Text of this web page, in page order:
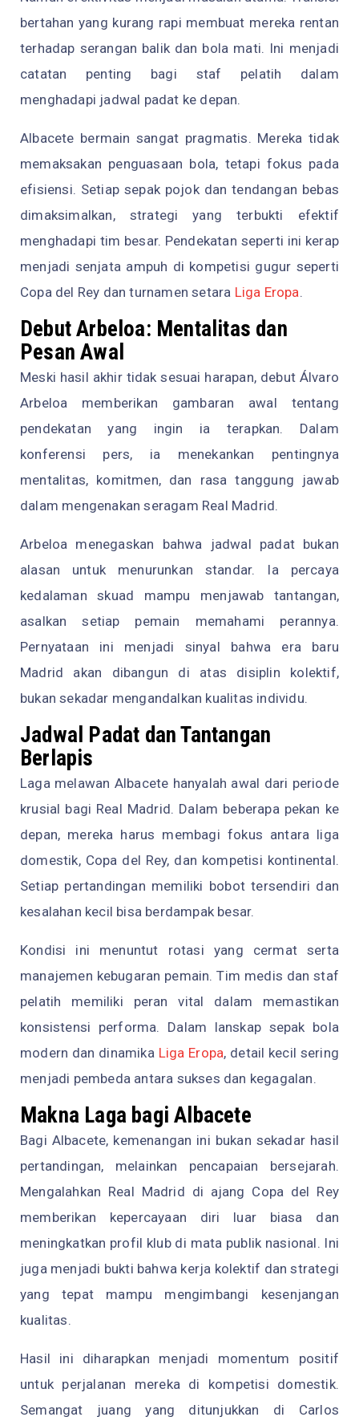
bertahan yang kurang rapi membuat mereka rentan
terhadap serangan balik dan bola mati. Ini menjadi
catatan penting bagi staf pelatih dalam
menghadapi jadwal padat ke depan.
Albacete bermain sangat pragmatis. Mereka tidak
memaksakan penguasaan bola, tetapi fokus pada
efisiensi. Setiap sepak pojok dan tendangan bebas
dimaksimalkan, strategi yang terbukti efektif
menghadapi tim besar. Pendekatan seperti ini kerap
menjadi senjata ampuh di kompetisi gugur seperti
Copa del Rey dan turnamen setara Liga Eropa.
Debut Arbeloa: Mentalitas dan
Pesan Awal
Meski hasil akhir tidak sesuai harapan, debut Álvaro
Arbeloa memberikan gambaran awal tentang
pendekatan yang ingin ia terapkan. Dalam
konferensi pers, ia menekankan pentingnya
mentalitas, komitmen, dan rasa tanggung jawab
dalam mengenakan seragam Real Madrid.
Arbeloa menegaskan bahwa jadwal padat bukan
alasan untuk menurunkan standar. Ia percaya
kedalaman skuad mampu menjawab tantangan,
asalkan setiap pemain memahami perannya.
Pernyataan ini menjadi sinyal bahwa era baru
Madrid akan dibangun di atas disiplin kolektif,
bukan sekadar mengandalkan kualitas individu.
Jadwal Padat dan Tantangan
Berlapis
Laga melawan Albacete hanyalah awal dari periode
krusial bagi Real Madrid. Dalam beberapa pekan ke
depan, mereka harus membagi fokus antara liga
domestik, Copa del Rey, dan kompetisi kontinental.
Setiap pertandingan memiliki bobot tersendiri dan
kesalahan kecil bisa berdampak besar.
Kondisi ini menuntut rotasi yang cermat serta
manajemen kebugaran pemain. Tim medis dan staf
pelatih memiliki peran vital dalam memastikan
konsistensi performa. Dalam lanskap sepak bola
modern dan dinamika Liga Eropa, detail kecil sering
menjadi pembeda antara sukses dan kegagalan.
Makna Laga bagi Albacete
Bagi Albacete, kemenangan ini bukan sekadar hasil
pertandingan, melainkan pencapaian bersejarah.
Mengalahkan Real Madrid di ajang Copa del Rey
memberikan kepercayaan diri luar biasa dan
meningkatkan profil klub di mata publik nasional. Ini
juga menjadi bukti bahwa kerja kolektif dan strategi
yang tepat mampu mengimbangi kesenjangan
kualitas.
Hasil ini diharapkan menjadi momentum positif
untuk perjalanan mereka di kompetisi domestik.
Semangat juang yang ditunjukkan di Carlos